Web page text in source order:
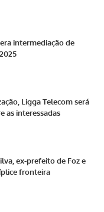
intermediação de
Ligga Telecom será
as interessadas
ex-prefeito de Foz e
fronteira